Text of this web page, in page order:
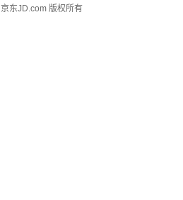
京东JD.com 版权所有